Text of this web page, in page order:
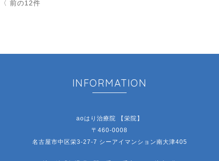
〈 前の12件
INFORMATION
aoはり治療院 【栄院】
〒460-0008
名古屋市中区栄3-27-7 シーアイマンション南大津405